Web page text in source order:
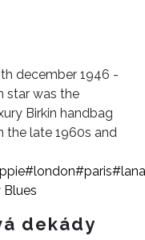
december 1946 -
star was the
Birkin handbag
the late 1960s and
#london#paris
dekády